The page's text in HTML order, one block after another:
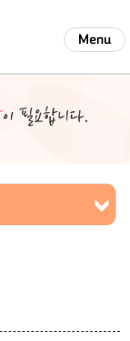
Menu